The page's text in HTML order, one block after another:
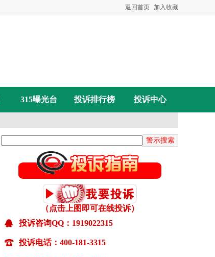
返回首页 加入收藏
315曝光台 投诉排行榜 投诉中心
（点击上图即可在线投诉）
投诉咨询QQ：1919022315
投诉电话：400-181-3315
已收到：杨先生投诉雅迪京东自营旗舰店不按时开
已受理：黄先生投诉票牛网霸王条款拒不退款、态
已收到：魏先生投诉山东联通私自给用用户办理流
已受理：陈先生投诉嘟嘟网络游戏服务网
已收到：安徽范女士投诉成都科瑞哲教育科技有限
已收到：江苏盖女士投诉郑州爱美丽嘉玺整形美容
已收到：吕先生投诉平顶山森茂物业
已收到：信阳王同学投诉河南新华电脑学院
已收到：郑州闫女士投诉爱美丽嘉玺整形美容医院